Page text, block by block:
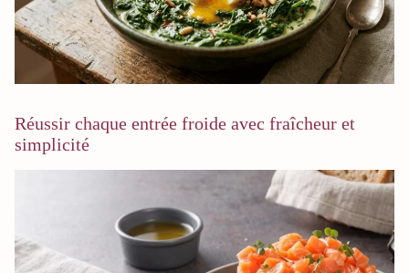
Réussir chaque entrée froide avec fraîcheur et
simplicité